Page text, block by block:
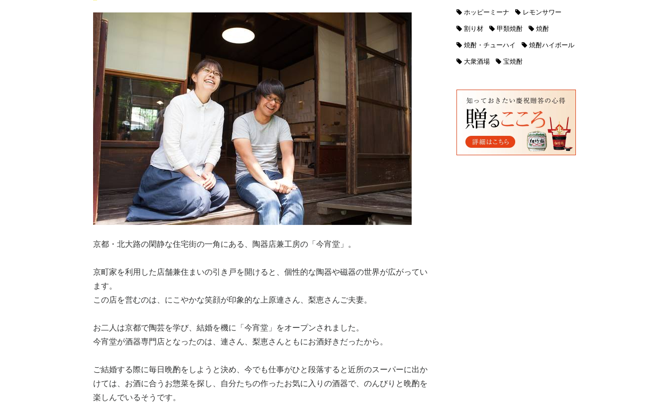
京都・北大路の閑静な住宅街の一角にある、陶器店兼工房の「今宵堂」。
京町家を利用した店舗兼住まいの引き戸を開けると、個性的な陶器や磁器の世界が広がってい
ます。
この店を営むのは、にこやかな笑顔が印象的な上原連さん、梨恵さんご夫妻。
お二人は京都で陶芸を学び、結婚を機に「今宵堂」をオープンされました。
今宵堂が酒器専門店となったのは、連さん、梨恵さんともにお酒好きだったから。
ご結婚する際に毎日晩酌をしようと決め、今でも仕事がひと段落すると近所のスーパーに出か
けては、お酒に合うお惣菜を探し、自分たちの作ったお気に入りの酒器で、のんびりと晩酌を
楽しんでいるそうです。
ホッピーミーナ レモンサワー
割り材 甲類焼酎 焼酎
焼酎・チューハイ 焼酎ハイボール
大衆酒場 宝焼酎